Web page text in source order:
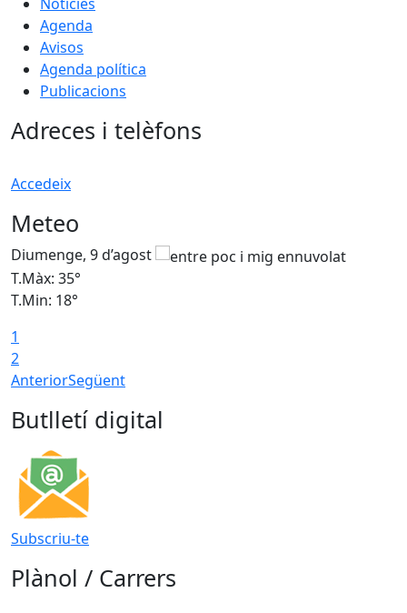
Agenda
Avisos
Agenda política
Publicacions
Adreces i telèfons
Accedeix
Meteo
Diumenge, 9 d’agost
T.Màx: 35°
T.Min: 18°
1
2
AnteriorSegüent
Butlletí digital
Subscriu-te
Plànol / Carrers